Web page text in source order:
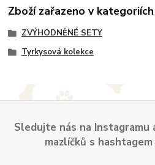
Zboží zařazeno v kategoriích
ZVÝHODNĚNÉ SETY
Tyrkysová kolekce
Sledujte nás na
mazlíčků s hashtagem